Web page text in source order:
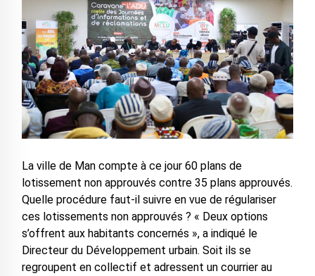
La ville de Man compte à ce jour 60 plans de
lotissement non approuvés contre 35 plans approuvés.
Quelle procédure faut-il suivre en vue de régulariser
ces lotissements non approuvés ? « Deux options
s’offrent aux habitants concernés », a indiqué le
Directeur du Développement urbain. Soit ils se
regroupent en collectif et adressent un courrier au